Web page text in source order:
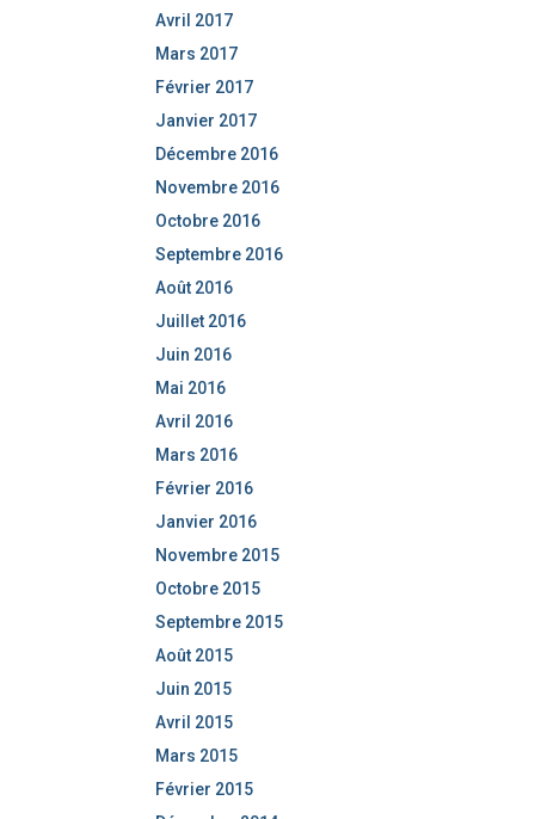
Avril 2017
Mars 2017
Février 2017
Janvier 2017
Décembre 2016
Novembre 2016
Octobre 2016
Septembre 2016
Août 2016
Juillet 2016
Juin 2016
Mai 2016
Avril 2016
Mars 2016
Février 2016
Janvier 2016
Novembre 2015
Octobre 2015
Septembre 2015
Août 2015
Juin 2015
Avril 2015
Mars 2015
Février 2015